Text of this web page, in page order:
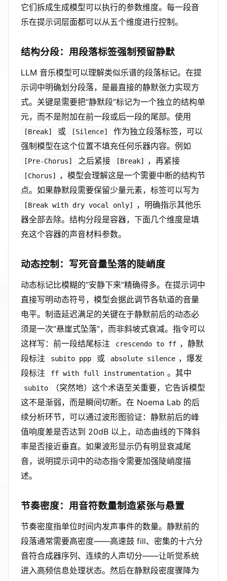
它们拆成生成模型可以执行的参数维度。每一段音
乐在提示词层面都可以从五个维度进行控制。
结构分段：用段落标签强制预留静默
LLM 音乐模型可以理解类似乐谱的段落标记。在提
示词中明确划分段落，是最直接的静默张力实现方
式。关键是需要把“静默段”标记为一个独立的结构单
元，而不是附加在前一段或后一段的尾部。使用
[Break] 或 [Silence]
作为独立段落标签，可以
强制模型在这个位置不填充任何乐器内容。例如
[Pre-Chorus] 之后紧接 [Break] ，再紧接
[Chorus]
，模型会理解这是一个需要中断的结构节
点。如果静默段需要保留少量元素，标签可以写为
[Break with dry vocal only]
，明确指示其他乐
器全部去除。结构分段是容器，下面几个维度是填
充这个容器的声音材料参数。
动态控制：写死音量坠落的陡峭度
动态标记比模糊的“安静下来”精确得多。在提示词中
直接写明动态符号，模型会据此调节各轨道的音量
电平。制造延迟满足的关键在于静默前后的动态必
须是一次“悬崖式坠落”，而非斜坡式衰减。指令可以
这样写：前一段结尾标注
crescendo to ff ，静默
段标注
subito ppp 或 absolute silence ，爆发
段标注
ff with full instrumentation 。其中
subito
（突然地）这个术语至关重要，它告诉模型
这不是渐弱，而是瞬间切断。在 Noema Lab 的后
续分析环节，可以通过波形图验证：静默前后的峰
值响度差是否达到 20dB 以上，动态曲线的下降斜
率是否接近垂直。如果波形显示仍有明显衰减尾
音，说明提示词中的动态指令需要加强陡峭度描
述。
节奏密度：用音符数量制造紧张与悬置
节奏密度指单位时间内发声事件的数量。静默前的
段落通常需要高密度——高速鼓 fill、密集的十六分
音符合成器序列、连续的人声切分——让听觉系统
进入高频信息处理状态。然后在静默段密度骤降为